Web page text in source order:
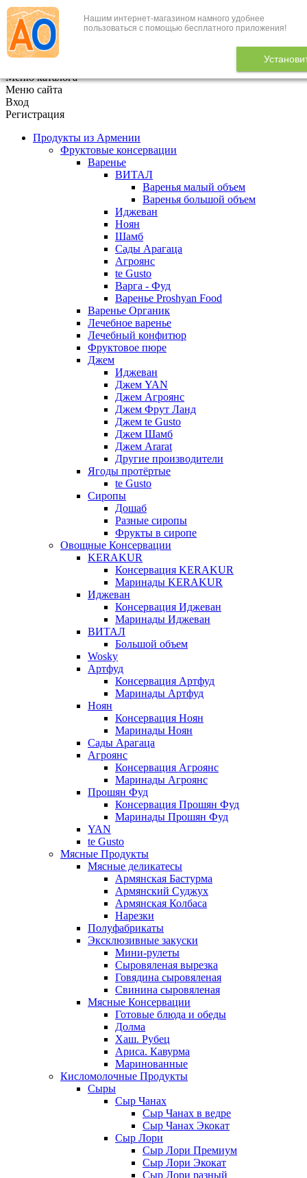
Нашим интернет-магазином намного удобнее
пользоваться с помощью бесплатного приложения!
+7 (495) 646-888-1
В корзине 0
Меню каталога
Меню сайта
Вход
Регистрация
Продукты из Армении
Фруктовые консервации
Варенье
ВИТАЛ
Варенья малый объем
Варенья большой объем
Иджеван
Ноян
Шамб
Сады Арагаца
Агроянс
te Gusto
Варга - Фуд
Варенье Proshyan Food
Варенье Органик
Лечебное варенье
Лечебный конфитюр
Фруктовое пюре
Джем
Иджеван
Джем YAN
Джем Агроянс
Джем Фрут Ланд
Джем te Gusto
Джем Шамб
Джем Ararat
Другие производители
Ягоды протёртые
te Gusto
Сиропы
Дошаб
Разные сиропы
Фрукты в сиропе
Овощные Консервации
KERAKUR
Консервация KERAKUR
Маринады KERAKUR
Иджеван
Консервация Иджеван
Маринады Иджеван
ВИТАЛ
Большой объем
Wosky
Артфуд
Консервация Артфуд
Маринады Артфуд
Ноян
Консервация Ноян
Маринады Ноян
Сады Арагаца
Агроянс
Консервация Агроянс
Маринады Агроянс
Прошян Фуд
Консервация Прошян Фуд
Маринады Прошян Фуд
YAN
te Gusto
Мясные Продукты
Мясные деликатесы
Армянская Бастурма
Армянский Суджух
Армянская Колбаса
Нарезки
Полуфабрикаты
Эксклюзивные закуски
Мини-рулеты
Сыровяленая вырезка
Говядина сыровяленая
Свинина сыровяленая
Мясные Консервации
Готовые блюда и обеды
Долма
Хаш. Рубец
Ариса. Кавурма
Маринованные
Кисломолочные Продукты
Сыры
Сыр Чанах
Сыр Чанах в ведре
Сыр Чанах Экокат
Сыр Лори
Сыр Лори Премиум
Сыр Лори Экокат
Сыр Лори разный